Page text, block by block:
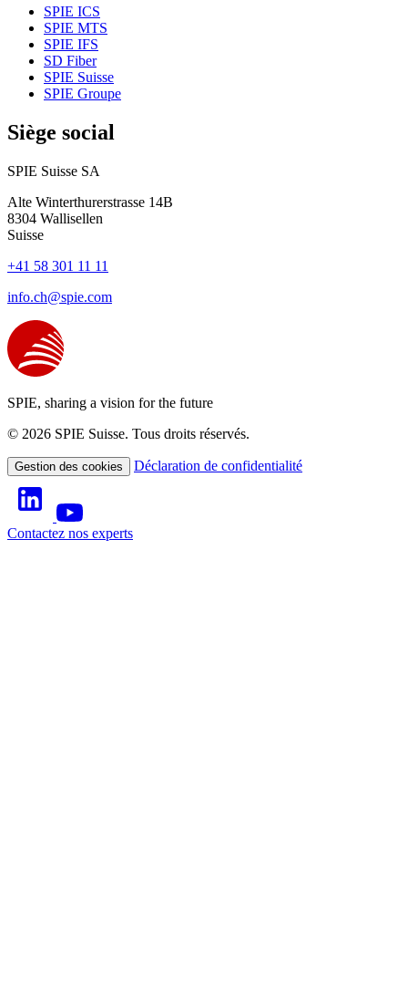
SPIE ICS
SPIE MTS
SPIE IFS
SD Fiber
SPIE Suisse
SPIE Groupe
Siège social
SPIE Suisse SA
Alte Winterthurerstrasse 14B
8304 Wallisellen
Suisse
+41 58 301 11 11
info.ch@spie.com
SPIE, sharing a vision for the future
© 2026 SPIE Suisse. Tous droits réservés.
Gestion des cookies Déclaration de confidentialité
Contactez nos experts